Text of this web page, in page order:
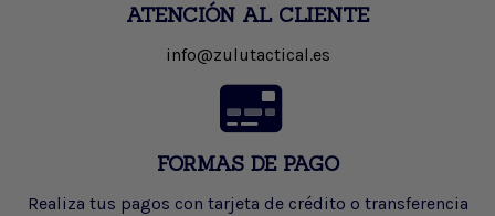
ATENCIÓN AL CLIENTE
info@zulutactical.es
FORMAS DE PAGO
Realiza tus pagos con tarjeta de crédito o transferencia